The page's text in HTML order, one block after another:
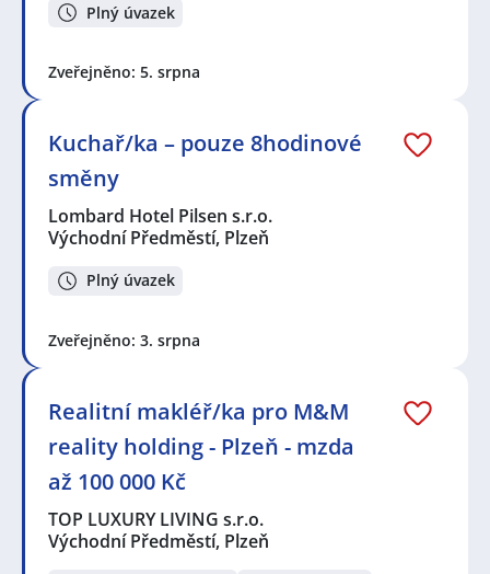
Plný úvazek
Zveřejněno: 5. srpna
Kuchař/ka – pouze 8hodinové
směny
Lombard Hotel Pilsen s.r.o.
Východní Předměstí, Plzeň
Plný úvazek
Zveřejněno: 3. srpna
Realitní makléř/ka pro M&M
reality holding - Plzeň - mzda
až 100 000 Kč
TOP LUXURY LIVING s.r.o.
Východní Předměstí, Plzeň